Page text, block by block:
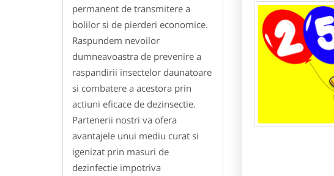
permanent de transmitere a
bolilor si de pierderi economice.
Raspundem nevoilor
dumneavoastra de prevenire a
raspandirii insectelor daunatoare
si combatere a acestora prin
actiuni eficace de dezinsectie.
Partenerii nostri va ofera
avantajele unui mediu curat si
igenizat prin masuri de
dezinfectie impotriva